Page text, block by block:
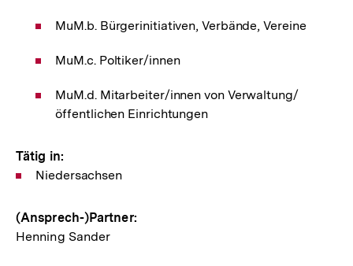
MuM.b. Bürgerinitiativen, Verbände, Vereine
MuM.c. Poltiker/innen
MuM.d. Mitarbeiter/innen von Verwaltung/
öffentlichen Einrichtungen
Tätig in:
Niedersachsen
(Ansprech-)Partner:
Henning Sander